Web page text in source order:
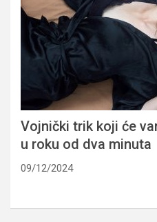
Vojnički trik koji će
u roku od dva minuta
09/12/2024